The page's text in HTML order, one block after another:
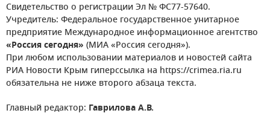
Свидетельство о регистрации Эл № ФС77-57640.
Учредитель: Федеральное государственное унитарное
предприятие Международное информационное агентство
«Россия сегодня» (МИА «Россия сегодня»).
При любом использовании материалов и новостей сайта
РИА Новости Крым гиперссылка на https://crimea.ria.ru
обязательна не ниже второго абзаца текста.
Главный редактор: Гаврилова А.В.